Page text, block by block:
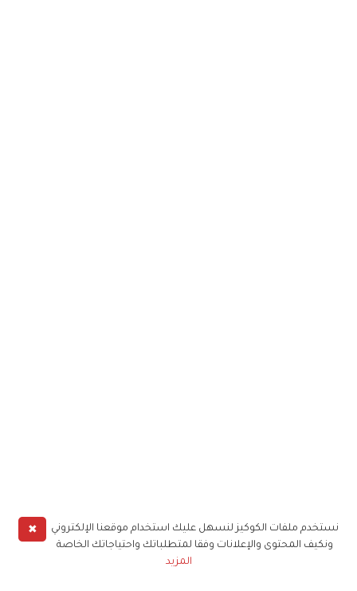
✖
نستخدم ملفات الكوكيز لنسهل عليك استخدام موقعنا الإلكتروني
ونكيف المحتوى والإعلانات وفقا لمتطلباتك واحتياجاتك الخاصة
المزيد